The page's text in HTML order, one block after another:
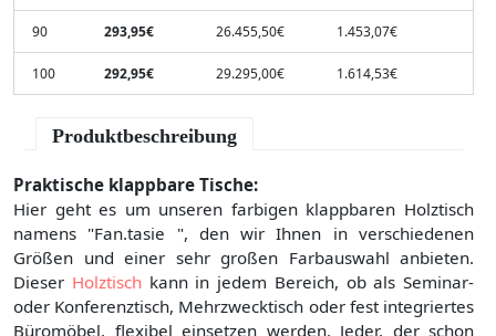
90 293,95€ 26.455,50€ 1.453,07€
100 292,95€ 29.295,00€ 1.614,53€
Produktbeschreibung
Praktische klappbare Tische:
Hier geht es um unseren farbigen klappbaren Holztisch
namens "Fan.tasie ", den wir Ihnen in verschiedenen
Größen und einer sehr großen Farbauswahl anbieten.
Dieser Holztischkann in jedem Bereich, ob als Seminar-
oder Konferenztisch, Mehrzwecktisch oder fest integriertes
Büromöbel, flexibel einsetzen werden. Jeder, der schon